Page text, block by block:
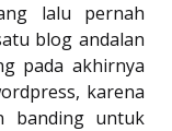
lalu pernah
blog andalan
pada akhirnya
karena
banding untuk